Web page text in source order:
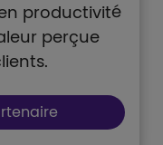
productivité
perçue